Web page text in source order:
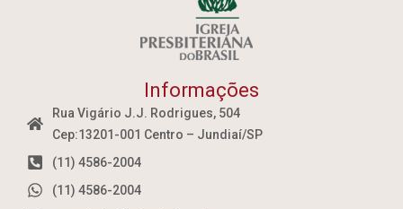
Informações
Rua Vigário J.J. Rodrigues, 504
Cep:13201-001 Centro – Jundiaí/SP
(11) 4586-2004
(11) 4586-2004